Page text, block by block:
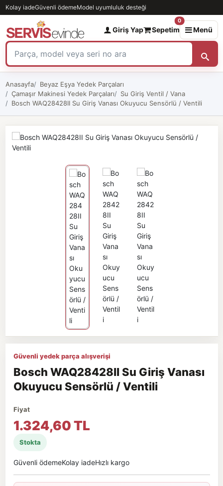
Kolay iadeGüvenli ödemeModel uyumluluk desteği
Giriş Yap Sepetim
0
Menü
Anasayfa
Beyaz Eşya Yedek Parçaları
Çamaşır Makinesi Yedek Parçaları
Su Giriş Ventil / Vana
Bosch WAQ28428II Su Giriş Vanası Okuyucu Sensörlü / Ventili
Güvenli yedek parça alışverişi
Bosch WAQ28428II Su Giriş Vanası
Okuyucu Sensörlü / Ventili
Fiyat
1.324,60 TL
Stokta
Güvenli ödemeKolay iadeHızlı kargo